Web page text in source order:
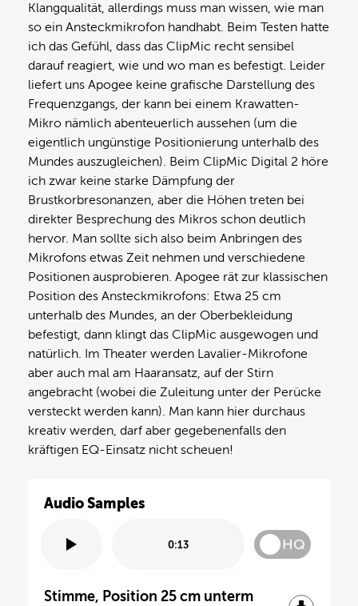
Klangqualität, allerdings muss man wissen, wie man
so ein Ansteckmikrofon handhabt. Beim Testen hatte
ich das Gefühl, dass das ClipMic recht sensibel
darauf reagiert, wie und wo man es befestigt. Leider
liefert uns Apogee keine grafische Darstellung des
Frequenzgangs, der kann bei einem Krawatten-
Mikro nämlich abenteuerlich aussehen (um die
eigentlich ungünstige Positionierung unterhalb des
Mundes auszugleichen). Beim ClipMic Digital 2 höre
ich zwar keine starke Dämpfung der
Brustkorbresonanzen, aber die Höhen treten bei
direkter Besprechung des Mikros schon deutlich
hervor. Man sollte sich also beim Anbringen des
Mikrofons etwas Zeit nehmen und verschiedene
Positionen ausprobieren. Apogee rät zur klassischen
Position des Ansteckmikrofons: Etwa 25 cm
unterhalb des Mundes, an der Oberbekleidung
befestigt, dann klingt das ClipMic ausgewogen und
natürlich. Im Theater werden Lavalier-Mikrofone
aber auch mal am Haaransatz, auf der Stirn
angebracht (wobei die Zuleitung unter der Perücke
versteckt werden kann). Man kann hier durchaus
kreativ werden, darf aber gegebenenfalls den
kräftigen EQ-Einsatz nicht scheuen!
Audio Samples
0:13 HQ
Stimme, Position 25 cm unterm